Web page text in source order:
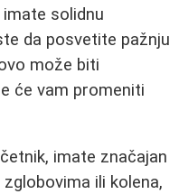
solidnu
da posvetite pažnju
može biti
će vam promeniti
imate značajan
ili kolena,